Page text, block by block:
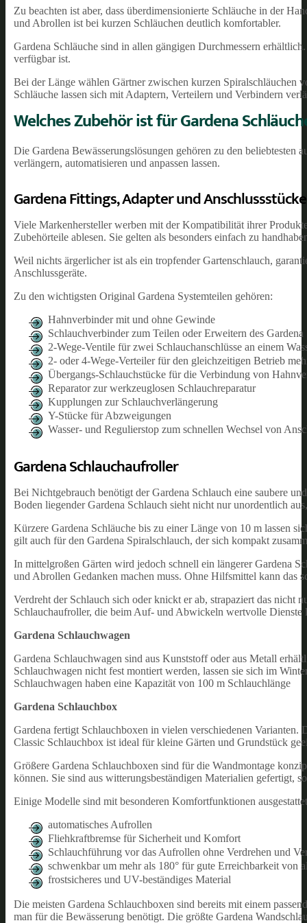
Zu beachten ist aber, dass überdimensionierte Schläuche in der
und Abrollen ist bei kurzen Schläuchen deutlich komfortabler.
Gardena Schläuche sind in allen gängigen Durchmessern
verfügbar ist.
Bei der Länge wählen Gärtner zwischen kurzen Spiralschläuchen
Schläuche lassen sich mit Adaptern, Verteilern und Verbindern
Welches Zubehör ist für Gardena
Die Gardena Bewässerungslösungen gehören zu den
verlängern, automatisieren und anpassen lassen.
Gardena Fittings, Adapter und Anschlussstücke
Viele Markenhersteller werben mit der Kompatibilität ihrer
Zubehörteile ablesen. Sie gelten als besonders einfach zu
Weil nichts ärgerlicher ist als ein tropfender Gartenschlauch,
Anschlussgeräte.
Zu den wichtigsten Original Gardena Systemteilen gehören:
Hahnverbinder mit und ohne Gewinde
Schlauchverbinder zum Teilen oder Erweitern des Gardena
2-Wege-Ventile für zwei Schlauchanschlüsse an einem
2- oder 4-Wege-Verteiler für den gleichzeitigen Betrieb
Übergangs-Schlauchstücke für die Verbindung von
Reparator zur werkzeuglosen Schlauchreparatur
Kupplungen zur Schlauchverlängerung
Y-Stücke für Abzweigungen
Wasser- und Regulierstop zum schnellen Wechsel von
Gardena Schlauchaufroller
Bei Nichtgebrauch benötigt der Gardena Schlauch eine saubere
Boden liegender Gardena Schlauch sieht nicht nur unordentlich
Kürzere Gardena Schläuche bis zu einer Länge von 10 m lassen
gilt auch für den Gardena Spiralschlauch, der sich kompakt
In mittelgroßen Gärten wird jedoch schnell ein längerer Gardena
und Abrollen Gedanken machen muss. Ohne Hilfsmittel kann das
Verdreht der Schlauch sich oder knickt er ab, strapaziert das nicht
Schlauchaufroller, die beim Auf- und Abwickeln wertvolle Dienste
Gardena Schlauchwagen
Gardena Schlauchwagen sind aus Kunststoff oder aus Metall
Schlauchwagen nicht fest montiert werden, lassen sie sich im
Schlauchwagen haben eine Kapazität von 100 m Schlauchlänge
Gardena Schlauchbox
Gardena fertigt Schlauchboxen in vielen verschiedenen
Classic Schlauchbox ist ideal für kleine Gärten und Grundstück
Größere Gardena Schlauchboxen sind für die Wandmontage
können. Sie sind aus witterungsbeständigen Materialien gefertigt,
Einige Modelle sind mit besonderen Komfortfunktionen
automatisches Aufrollen
Fliehkraftbremse für Sicherheit und Komfort
Schlauchführung vor das Aufrollen ohne Verdrehen und
schwenkbar um mehr als 180° für gute Erreichbarkeit von
frostsicheres und UV-beständiges Material
Die meisten Gardena Schlauchboxen sind bereits mit einem
man für die Bewässerung benötigt. Die größte Gardena